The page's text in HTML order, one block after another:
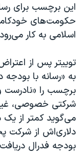
اعتراضات مردمی آبان
اسرائیل در جنگ
همایش
صفحه‌های ویژه
سفر پرزیدنت ترامپ
این برچسب برای
حکومت‌های
اسلامی به کار
توییتر پس از
به «رسانه با بودجه
برچسب را «نادرست
شرکتی خصوصی،
می‌گوید کمتر از یک
دلاری‌اش از
بودجه فدرال